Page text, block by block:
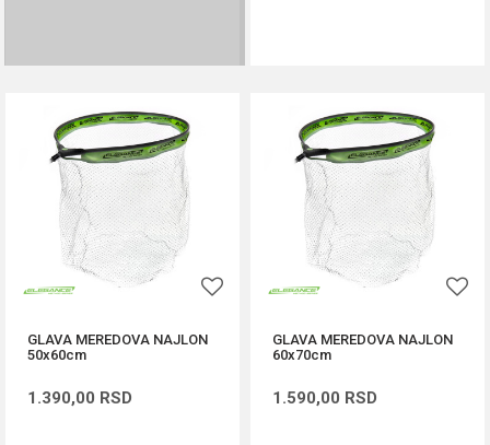
GLAVA MEREDOVA NAJLON
50x60cm
1.390,00 RSD
GLAVA MEREDOVA NAJLON
60x70cm
1.590,00 RSD